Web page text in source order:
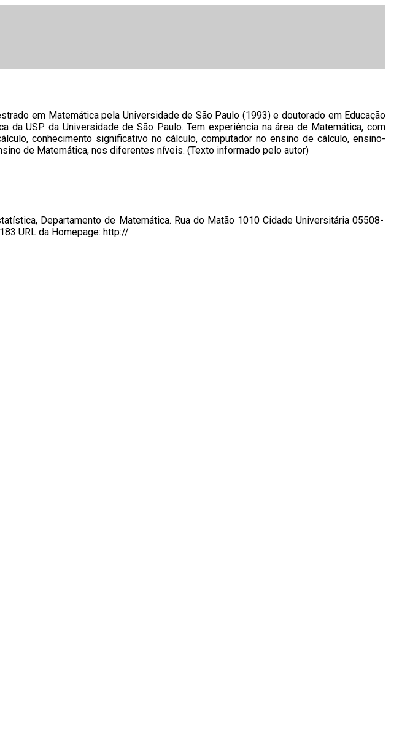
em Matemática pela Universidade de São Paulo (1993) e doutorado em Educação
USP da Universidade de São Paulo. Tem experiência na área de Matemática, com
conhecimento significativo no cálculo, computador no ensino de cálculo, ensino-
de Matemática, nos diferentes níveis. (Texto informado pelo autor)
Departamento de Matemática. Rua do Matão 1010 Cidade Universitária 05508-
URL da Homepage: http://